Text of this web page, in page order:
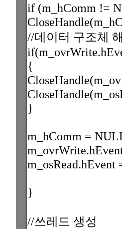
if (m_hComm !=
//데이터 구조체
{
}
m_hComm =
}
//쓰레드 생성